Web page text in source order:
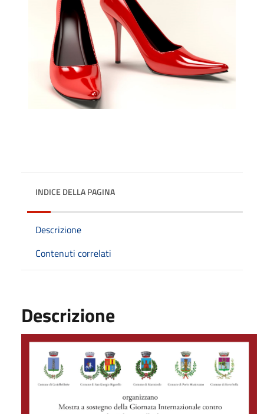
INDICE DELLA PAGINA
Descrizione
Contenuti correlati
Descrizione